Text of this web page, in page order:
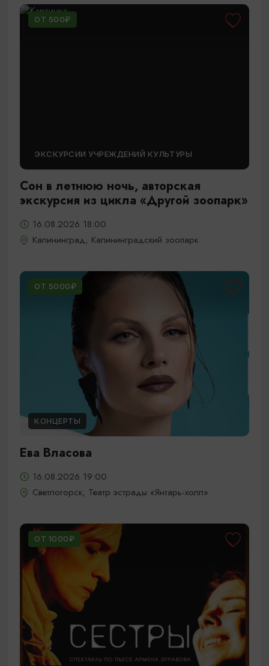
ОТ 500₽
ЭКСКУРСИИ УЧРЕЖДЕНИЙ КУЛЬТУРЫ
Сон в летнюю ночь, авторская
экскурсия из цикла «Другой зоопарк»
16.08.2026 18:00
Калининград, Калининградский зоопарк
ОТ 5000₽
КОНЦЕРТЫ
Ева Власова
16.08.2026 19:00
Светлогорск, Театр эстрады «Янтарь-холл»
ОТ 1000₽